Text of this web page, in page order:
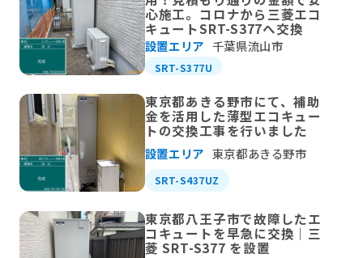
心施工。コロナから三菱エコ
キュートSRT-S377へ交換
設置エリア 千葉県流山市
SRT-S377U
東京都あきる野市にて、補助
金を活用した薄型エコキュー
トの交換工事を行いました
設置エリア 東京都あきる野市
SRT-S437UZ
東京都八王子市で故障したエ
コキュートを早急に交換｜三
菱 SRT-S377 を設置